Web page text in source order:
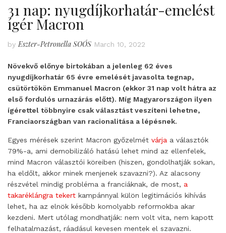
31 nap: nyugdíjkorhatár-emelést
ígér Macron
by Eszter-Petronella SOÓS March 10, 2022
Növekvő előnye birtokában a jelenleg 62 éves
nyugdíjkorhatár 65 évre emelését javasolta tegnap,
csütörtökön Emmanuel Macron (ekkor 31 nap volt hátra az
első fordulós urnazárás előtt). Míg Magyarországon ilyen
ígérettel többnyire csak választást veszíteni lehetne,
Franciaországban van racionalitása a lépésnek.
Egyes mérések szerint Macron győzelmét várja a választók
79%-a, ami demobilizáló hatású lehet mind az ellenfelek,
mind Macron választói köreiben (hiszen, gondolhatják sokan,
ha eldőlt, akkor minek menjenek szavazni?). Az alacsony
részvétel mindig probléma a franciáknak, de most, a
takaréklángra tekert kampánnyal külön legitimációs kihívás
lehet, ha az elnök később komolyabb reformokba akar
kezdeni. Mert utólag mondhatják: nem volt vita, nem kapott
felhatalmazást, ráadásul kevesen mentek el szavazni.